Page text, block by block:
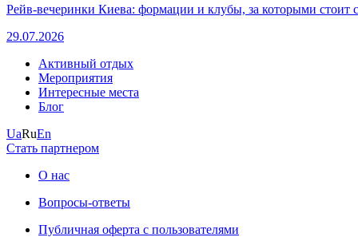
Рейв-вечеринки Киева: формации и клубы, за которыми стоит
29.07.2026
Активный отдых
Мероприятия
Интересные места
Блог
UaRuEn
Стать партнером
О нас
Вопросы-ответы
Публичная оферта с пользователями